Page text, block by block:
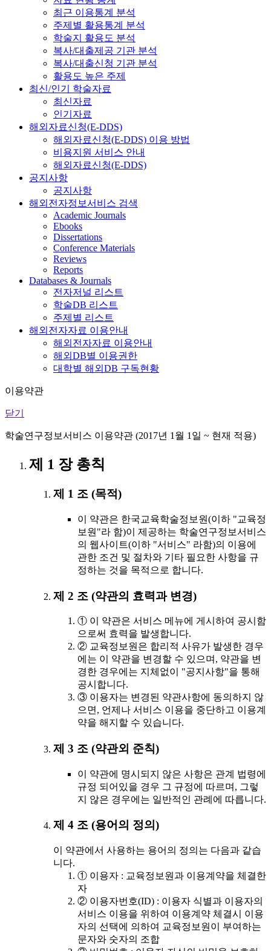
최근 이용통계 분석
주제별 활용통계 분석
학술지 활용도 분석
복사/대출제공 기관 분석
복사/대출신청 기관 분석
활용도 높은 주제
최신/인기 학술자료
최신자료
인기자료
해외자료신청(E-DDS)
해외자료신청(E-DDS) 이용 방법
비용지원 서비스 안내
해외자료신청(E-DDS)
공지사항
공지사항
해외전자정보서비스 검색
Academic Journals
Ebooks
Dissertations
Conference Materials
Reviews
Reports
Databases & Journals
전자저널 리스트
학술DB 리스트
주제별 리스트
해외전자자료 이용안내
해외전자자료 이용안내
해외DB별 이용권한
대학별 해외DB 구독현황
이용약관
닫기
학술연구정보서비스 이용약관 (2017년 1월 1일 ~ 현재 적용)
제 1 장 총칙
제 1 조 (목적)
이 약관은 한국교육학술정보원(이하 "교육정
보원"라 함)이 제공하는 학술연구정보서비스
의 웹사이트(이하 "서비스" 라함)의 이용에
관한 조건 및 절차와 기타 필요한 사항을 규
정하는 것을 목적으로 합니다.
제 2 조 (약관의 효력과 변경)
① 이 약관은 서비스 메뉴에 게시하여 공시함
으로써 효력을 발생합니다.
② 교육정보원은 합리적 사유가 발생한 경우
에는 이 약관을 변경할 수 있으며, 약관을 변
경한 경우에는 지체없이 "공지사항"을 통해
공시합니다.
③ 이용자는 변경된 약관사항에 동의하지 않
으면, 언제나 서비스 이용을 중단하고 이용계
약을 해지할 수 있습니다.
제 3 조 (약관외 준칙)
이 약관에 명시되지 않은 사항은 관계 법령에
규정 되어있을 경우 그 규정에 따르며, 그렇
지 않은 경우에는 일반적인 관례에 따릅니다.
제 4 조 (용어의 정의)
이 약관에서 사용하는 용어의 정의는 다음과 같습
니다.
① 이용자 : 교육정보원과 이용계약을 체결한
자
② 이용자번호(ID) : 이용자 식별과 이용자의
서비스 이용을 위하여 이용계약 체결시 이용
자의 선택에 의하여 교육정보원이 부여하는
문자와 숫자의 조합